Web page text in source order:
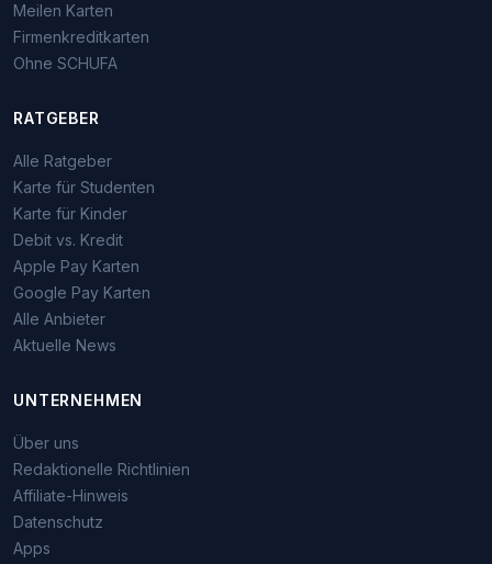
Meilen Karten
Firmenkreditkarten
Ohne SCHUFA
RATGEBER
Alle Ratgeber
Karte für Studenten
Karte für Kinder
Debit vs. Kredit
Apple Pay Karten
Google Pay Karten
Alle Anbieter
Aktuelle News
UNTERNEHMEN
Über uns
Redaktionelle Richtlinien
Affiliate-Hinweis
Datenschutz
Apps